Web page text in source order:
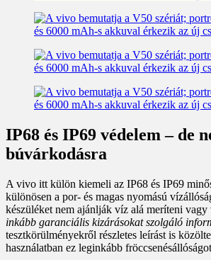
IP68 és IP69 védelem – de
búvárkodásra
A vivo itt külön kiemeli az IP68 és IP69
különösen a por- és magas nyomású
készüléket nem ajánlják víz alá meríteni vagy
inkább garanciális kizárásokat szolgáló
tesztkörülményekről részletes leírást is
használatban ez leginkább